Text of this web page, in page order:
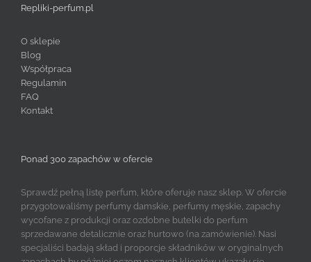
Repliki-perfum.pl
O sklepie
Blog
Współpraca
Regulamin
FAQ
Kontakt
Ponad 300 zapachów w ofercie
Sprawdź pełną listę perfum, które oferuje nasz sklep. W ofercie
przygotowaliśmy perfumy damskie, perfumy męskie, zapachy
wycofane z produkcji oraz ozdobne butelki do perfum
sprzedawane detalicznie oraz hurtowo (na zamówienie). Nasi
specjaliści badają skład i proporcje składników w oryginalnych